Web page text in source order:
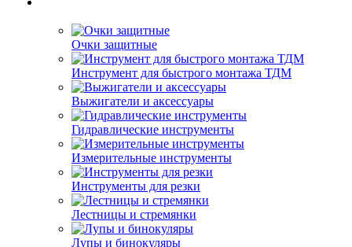
Очки защитные
Инструмент для быстрого монтажа ТДМ
Выжигатели и аксессуары
Гидравлические инструменты
Измерительные инструменты
Инструменты для резки
Лестницы и стремянки
Лупы и бинокуляры